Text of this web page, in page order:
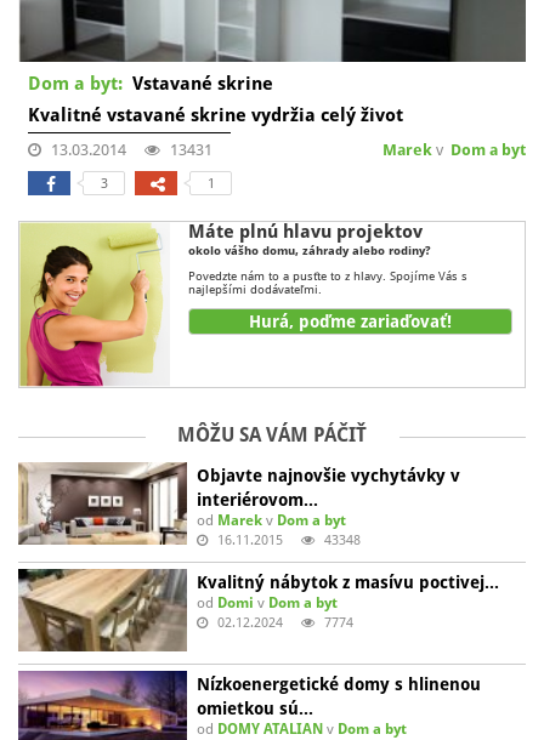
Dom a byt: Vstavané skrine
Kvalitné vstavané skrine vydržia celý život
13.03.2014 13431 Marek v Dom a byt
3 1
Máte plnú hlavu projektov
okolo vášho domu, záhrady alebo rodiny?
Povedzte nám to a pusťte to z hlavy. Spojíme Vás s
najlepšími dodávateľmi.
Hurá, poďme zariaďovať!
MÔŽU SA VÁM PÁČIŤ
Objavte najnovšie vychytávky v
interiérovom…
od Marek v Dom a byt
16.11.2015 43348
Kvalitný nábytok z masívu poctivej…
od Domi v Dom a byt
02.12.2024 7774
Nízkoenergetické domy s hlinenou
omietkou sú…
od DOMY ATALIAN v Dom a byt